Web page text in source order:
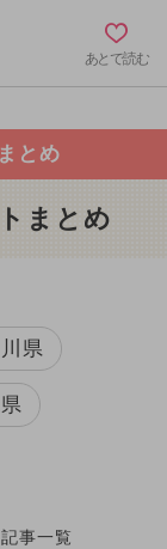
あとで読む
とめ
まとめ
県
記事一覧